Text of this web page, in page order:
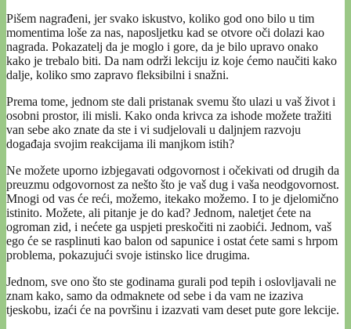
Pišem nagrađeni, jer svako iskustvo, koliko god ono bilo u tim
momentima loše za nas, naposljetku kad se otvore oči dolazi kao
nagrada. Pokazatelj da je moglo i gore, da je bilo upravo onako
kako je trebalo biti. Da nam održi lekciju iz koje ćemo naučiti kako
dalje, koliko smo zapravo fleksibilni i snažni.
Prema tome, jednom ste dali pristanak svemu što ulazi u vaš život i
osobni prostor, ili misli. Kako onda krivca za ishode možete tražiti
van sebe ako znate da ste i vi sudjelovali u daljnjem razvoju
događaja svojim reakcijama ili manjkom istih?
Ne možete uporno izbjegavati odgovornost i očekivati od drugih da
preuzmu odgovornost za nešto što je vaš dug i vaša neodgovornost.
Mnogi od vas će reći, možemo, itekako možemo. I to je djelomično
istinito. Možete, ali pitanje je do kad? Jednom, naletjet ćete na
ogroman zid, i nećete ga uspjeti preskočiti ni zaobići. Jednom, vaš
ego će se rasplinuti kao balon od sapunice i ostat ćete sami s hrpom
problema, pokazujući svoje istinsko lice drugima.
Jednom, sve ono što ste godinama gurali pod tepih i oslovljavali ne
znam kako, samo da odmaknete od sebe i da vam ne izaziva
tjeskobu, izaći će na površinu i izazvati vam deset pute gore lekcije.